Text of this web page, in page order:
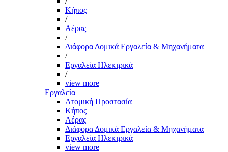
Kήπος
/
Αέρας
/
Διάφορα Δομικά Εργαλεία & Μηχανήματα
/
Εργαλεία Ηλεκτρικά
/
view more
Εργαλεία
Aτομική Προστασία
Kήπος
Αέρας
Διάφορα Δομικά Εργαλεία & Μηχανήματα
Εργαλεία Ηλεκτρικά
view more